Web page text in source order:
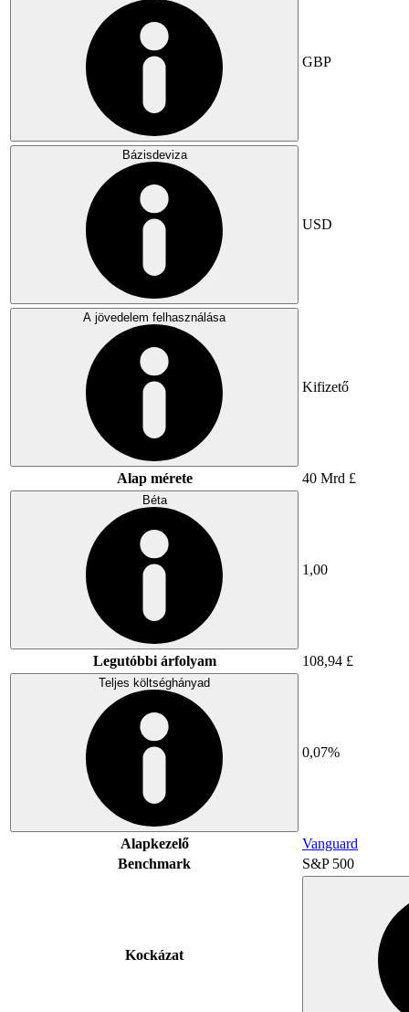
GBP
Bázisdeviza
USD
A jövedelem felhasználása
Kifizető
Alap mérete 40 Mrd £
Béta
1,00
Legutóbbi árfolyam 108,94 £
Teljes költséghányad
0,07%
Alapkezelő
Vanguard
Benchmark
S&P 500
Kockázat